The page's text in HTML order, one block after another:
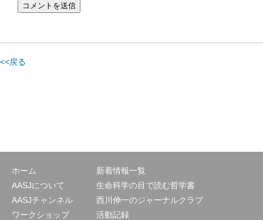
<<戻る
ホーム
AASJについて
AASJチャンネル
ワークショップ
新着情報一覧
生命科学の目で読む哲学書
西川伸一のジャーナルクラブ
活動記録